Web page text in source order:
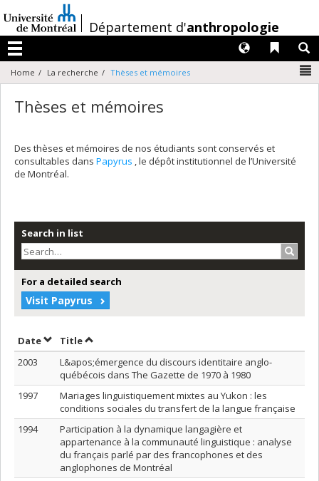
au
contenu
/Département d'anthropologie
Menu
Liens
Langues
Home La recherche Thèses et mémoires
Thèses et mémoires
Des thèses et mémoires de nos étudiants sont conservés et
consultables dans Papyrus , le dépôt institutionnel de l’Université
de Montréal.
Search in list
For a detailed search
Visit Papyrus
DateSort by date in descending order
TitleSort by title in descending order
2003
L&apos;émergence du discours identitaire anglo-
québécois dans The Gazette de 1970 à 1980
1997
Mariages linguistiquement mixtes au Yukon : les
conditions sociales du transfert de la langue française
1994
Participation à la dynamique langagière et
appartenance à la communauté linguistique : analyse
du français parlé par des francophones et des
anglophones de Montréal